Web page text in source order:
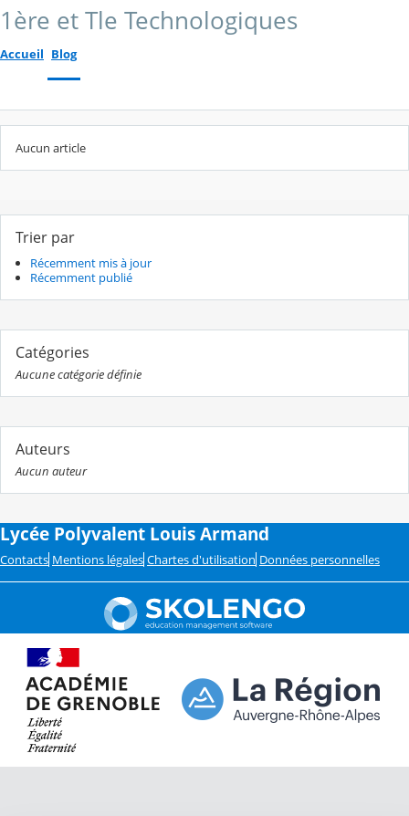
1ère et Tle Technologiques
Accueil Blog
Aucun article
Trier par
Récemment mis à jour
Récemment publié
Catégories
Aucune catégorie définie
Auteurs
Aucun auteur
Lycée Polyvalent Louis Armand
Contacts Mentions légales Chartes d'utilisation Données personnelles